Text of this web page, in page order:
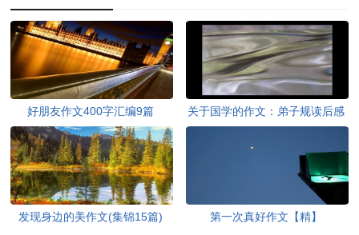
好朋友作文400字汇编9篇
关于国学的作文：弟子规读后感
发现身边的美作文(集锦15篇) 第一次真好作文【精】